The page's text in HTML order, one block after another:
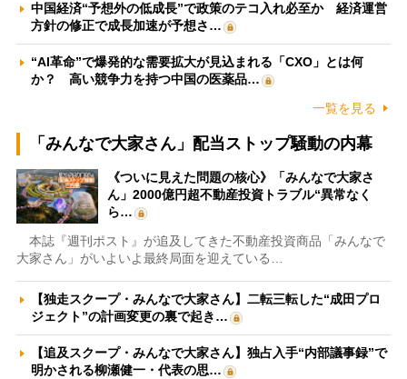
中国経済“予想外の低成長”で政策のテコ入れ必至か 経済運営
方針の修正で成長加速が予想さ…
“AI革命”で爆発的な需要拡大が見込まれる「CXO」とは何
か？ 高い競争力を持つ中国の医薬品…
一覧を見る
「みんなで大家さん」配当ストップ騒動の内幕
《ついに見えた問題の核心》「みんなで大家さ
ん」2000億円超不動産投資トラブル“異常なく
ら…
本誌『週刊ポスト』が追及してきた不動産投資商品「みんなで
大家さん」がいよいよ最終局面を迎えている…
【独走スクープ・みんなで大家さん】二転三転した“成田プロ
ジェクト”の計画変更の裏で起き…
【追及スクープ・みんなで大家さん】独占入手“内部議事録”で
明かされる柳瀬健一・代表の思…